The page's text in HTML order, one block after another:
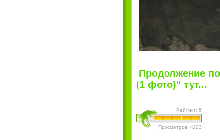
Продолжение
(1 фото)" тут...
Рейтинг: 5
Просмотров: 4103